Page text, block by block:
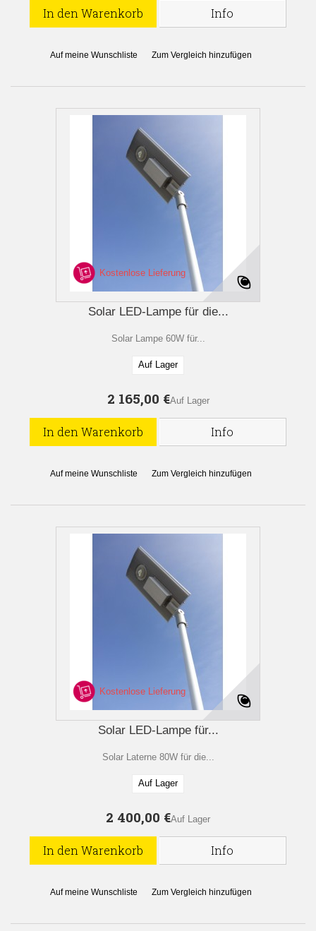
In den Warenkorb Info
Auf meine Wunschliste Zum Vergleich hinzufügen
Kostenlose Lieferung
Solar LED-Lampe für die...
Solar Lampe 60W für...
Auf Lager
2 165,00 €Auf Lager
In den Warenkorb Info
Auf meine Wunschliste Zum Vergleich hinzufügen
Kostenlose Lieferung
Solar LED-Lampe für...
Solar Laterne 80W für die...
Auf Lager
2 400,00 €Auf Lager
In den Warenkorb Info
Auf meine Wunschliste Zum Vergleich hinzufügen